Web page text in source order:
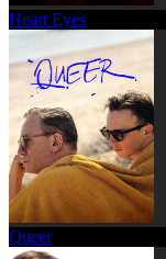
Heart Eyes
Queer